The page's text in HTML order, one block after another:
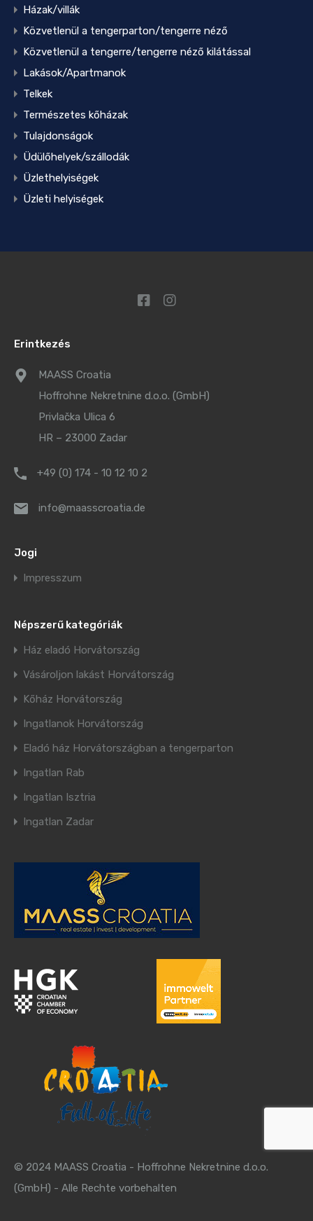
Házak/villák
Közvetlenül a tengerparton/tengerre néző
Közvetlenül a tengerre/tengerre néző kilátással
Lakások/Apartmanok
Telkek
Természetes kőházak
Tulajdonságok
Üdülőhelyek/szállodák
Üzlethelyiségek
Üzleti helyiségek
Erintkezés
MAASS Croatia
Hoffrohne Nekretnine d.o.o. (GmbH)
Privlačka Ulica 6
HR – 23000 Zadar
+49 (0) 174 - 10 12 10 2
info@maasscroatia.de
Jogi
Impresszum
Népszerű kategóriák
Ház eladó Horvátország
Vásároljon lakást Horvátország
Kőház Horvátország
Ingatlanok Horvátország
Eladó ház Horvátországban a tengerparton
Ingatlan Rab
Ingatlan Isztria
Ingatlan Zadar
© 2024 MAASS Croatia - Hoffrohne Nekretnine d.o.o.
(GmbH) - Alle Rechte vorbehalten